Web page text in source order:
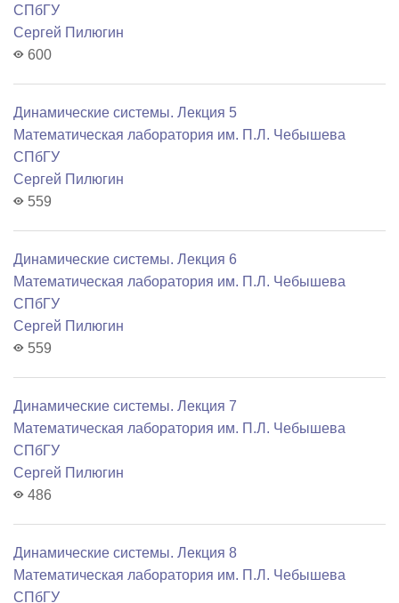
СПбГУ
Сергей Пилюгин
600
Динамические системы. Лекция 5
Математичеcкая лаборатория им. П.Л. Чебышева
СПбГУ
Сергей Пилюгин
559
Динамические системы. Лекция 6
Математичеcкая лаборатория им. П.Л. Чебышева
СПбГУ
Сергей Пилюгин
559
Динамические системы. Лекция 7
Математичеcкая лаборатория им. П.Л. Чебышева
СПбГУ
Сергей Пилюгин
486
Динамические системы. Лекция 8
Математичеcкая лаборатория им. П.Л. Чебышева
СПбГУ